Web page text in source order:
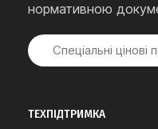
нормативною
Спеціальні цінові
ТЕХПІДТРИМКА